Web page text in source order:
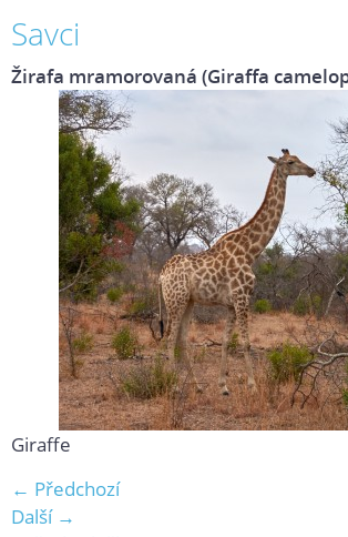
Savci
Žirafa mramorovaná (Giraffa
Giraffe
← Předchozí
Další →